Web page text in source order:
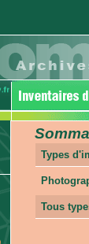
Types
Tous